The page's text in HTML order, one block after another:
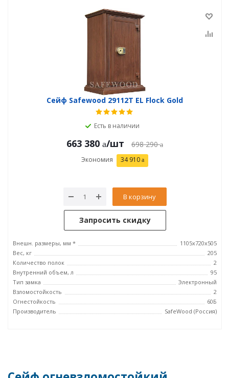
Сейф Safewood 29112T EL Flock Gold
Есть в наличии
663 380 /шт 698 290
Экономия 34 910
В корзину
Запросить скидку
Внешн. размеры, мм *
1105х720х505
Вес, кг
205
Количество полок
2
Внутренний объем, л
95
Тип замка
Электронный
Взломостойкость
2
Огнестойкость
60Б
Производитель
SafeWood (Россия)